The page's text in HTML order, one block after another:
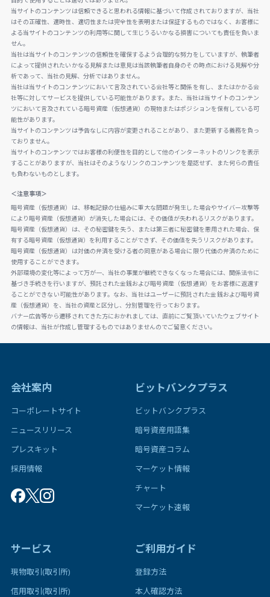
当サイトのコンテンツは信頼できると思われる情報に基づいて作成されておりますが、当社
はその正確性、適時性、適切性または完全性を表明または保証するものではなく、お客様に
よる当サイトのコンテンツの利用等に関して生じうるいかなる損害についても責任を負いま
せん。
当社は当サイトのコンテンツの信頼性を確保するよう合理的な努力をしていますが、執筆者
によって提供されたいかなる見解または意見は当該執筆者自身のその時点における見解や分
析であって、当社の見解、分析ではありません。
当社は当サイトのコンテンツにおいて言及されている会社等と関係を有し、またはかかる会
社等に対してサービスを提供している可能性があります。また、当社は当サイトのコンテン
ツにおいて言及されている暗号資産（仮想通貨）の現物またはポジションを保有している可
能性があります。
当サイトのコンテンツは予告なしに内容が変更されることがあり、また更新する義務を負っ
ておりません。
当サイトのコンテンツではお客様の利便性を目的として他のインターネットのリンクを表示
することがありますが、当社はそのようなリンクのコンテンツを是認せず、また何らの責任
も負わないものとします。
＜注意事項＞
暗号資産（仮想通貨）は、移転記録の仕組みに重大な問題が発生した場合やサイバー攻撃等
により暗号資産（仮想通貨）が消失した場合には、その価値が失われるリスクがあります。
暗号資産（仮想通貨）は、その秘密鍵を失う、または第三者に秘密鍵を悪用された場合、保
有する暗号資産（仮想通貨）を利用することができず、その価値を失うリスクがあります。
暗号資産（仮想通貨）は対価の弁済を受ける者の同意がある場合に限り代価の弁済のために
使用することができます。
外部環境の変化等によって万が一、当社の事業が継続できなくなった場合には、関係法令に
基づき手続きを行いますが、預託された金銭および暗号資産（仮想通貨）をお客様に返還す
ることができない可能性があります。なお、当社はユーザーに預託された金銭および暗号資
産（仮想通貨）を、当社の資産と区分し、分別管理を行っております。
バナー広告等から遷移されてきた方におかれましては、直前にご覧頂いていたウェブサイト
の情報は、当社が作成し管理するものではありませんのでご留意ください。
会社案内
コーポレートサイト
ニュースリリース
プレスキット
採用情報
ビットバンクプラス
ビットバンクプラス
暗号資産用語集
暗号資産コラム
マーケット情報
チャート
マーケット速報
サービス
現物取引(取引所)
信用取引(取引所)
ご利用ガイド
登録方法
本人確認方法